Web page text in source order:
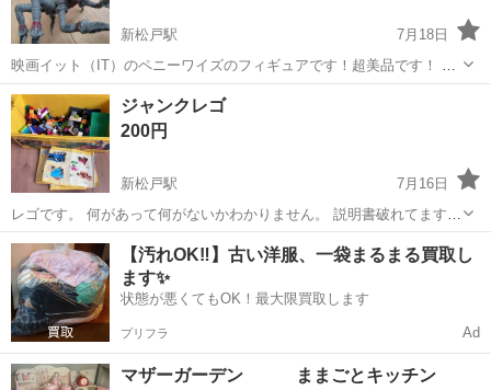
新松戸駅
7月18日
映画イット（IT）のペニーワイズのフィギュアです！超美品です！ 状
態は写真からご確認ください! 取り引き時に必ず商品を確認してくださ
い。私の自己紹介を理解のうえ取り引きお願いいたします! 取り引き後
はノークレーム＆...
千葉 松戸市 新松戸駅 フィギュア
ジャンクレゴ
200円
新松戸駅
7月16日
レゴです。 何があって何がないかわかりません。 説明書破れてます。
汚れています。 掃除してません。そのためこの価格です。 ご理解いた
だけてノークレームノーリターンの方のみお願いします。
千葉 松戸市 新松戸駅 その他 価格
【汚れOK‼️】古い洋服、一袋まるまる買取し
ます✨
状態が悪くてもOK！最大限買取します
プリフラ Ad
マザーガーデン ままごとキッチン